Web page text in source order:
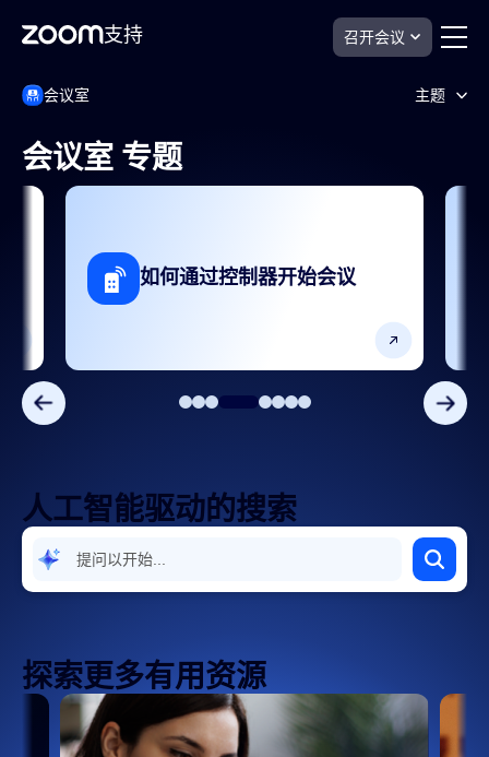
支持 召开会议
Zoom
Rooms
主题
会议室
SIP/H.323
入门指南和设置
设备和平台
设置和配置
会议室 专题
如何通过控制器开始会议
人工智能驱动的搜索
探索更多有用资源